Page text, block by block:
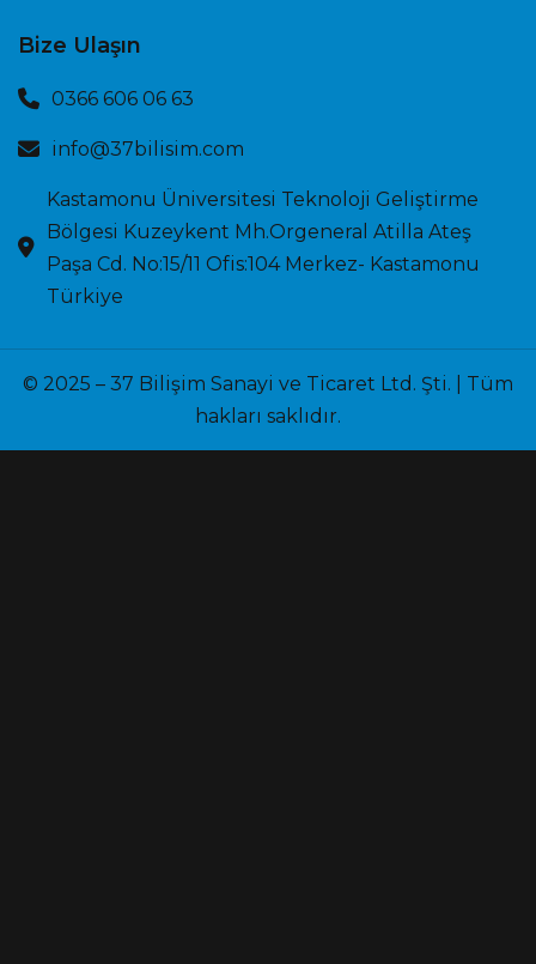
Bize Ulaşın
0366 606 06 63
info@37bilisim.com
Kastamonu Üniversitesi Teknoloji Geliştirme
Bölgesi Kuzeykent Mh.Orgeneral Atilla Ateş
Paşa Cd. No:15/11 Ofis:104 Merkez- Kastamonu
Türkiye
© 2025 – 37 Bilişim Sanayi ve Ticaret Ltd. Şti. | Tüm
hakları saklıdır.